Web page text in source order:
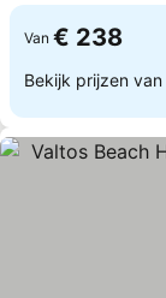
Van € 238
Bekijk prijzen van